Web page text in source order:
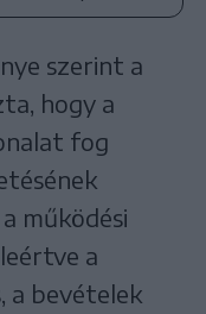
szerint a
hogy a
fog
működési
a
a bevételek